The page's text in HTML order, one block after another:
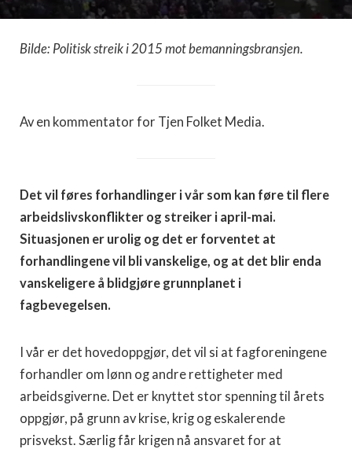
Bilde: Politisk streik i 2015 mot bemanningsbransjen.
Av en kommentator for Tjen Folket Media.
Det vil føres forhandlinger i vår som kan føre til flere
arbeidslivskonflikter og streiker i april-mai.
Situasjonen er urolig og det er forventet at
forhandlingene vil bli vanskelige, og at det blir enda
vanskeligere å blidgjøre grunnplanet i
fagbevegelsen.
I vår er det hovedoppgjør, det vil si at fagforeningene
forhandler om lønn og andre rettigheter med
arbeidsgiverne. Det er knyttet stor spenning til årets
oppgjør, på grunn av krise, krig og eskalerende
prisvekst. Særlig får krigen nå ansvaret for at